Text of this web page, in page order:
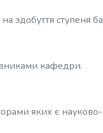
здобуття ступеня
кафедри.
яких є